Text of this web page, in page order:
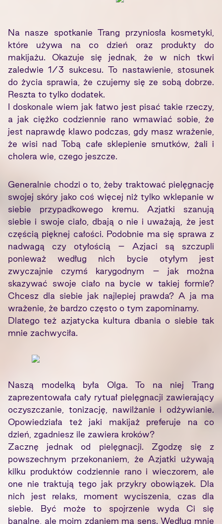
Na nasze spotkanie Trang przyniosła kosmetyki,
które używa na co dzień oraz produkty do
makijażu. Okazuje się jednak, że w nich tkwi
zaledwie 1/3 sukcesu. To nastawienie, stosunek
do życia sprawia, że czujemy się ze sobą dobrze.
Reszta to tylko dodatek.
I doskonale wiem jak łatwo jest pisać takie rzeczy,
a jak ciężko codziennie rano wmawiać sobie, że
jest naprawdę klawo podczas, gdy masz wrażenie,
że wisi nad Tobą całe sklepienie smutków, żali i
cholera wie, czego jeszcze.
Generalnie chodzi o to, żeby traktować pielęgnację
swojej skóry jako coś więcej niż tylko wklepanie w
siebie przypadkowego kremu. Azjatki szanują
siebie i swoje ciało, dbają o nie i uważają, że jest
częścią pięknej całości. Podobnie ma się sprawa z
nadwagą czy otyłością – Azjaci są szczupli
ponieważ według nich bycie otyłym jest
zwyczajnie czymś karygodnym – jak można
skazywać swoje ciało na bycie w takiej formie?
Chcesz dla siebie jak najlepiej prawda? A ja ma
wrażenie, że bardzo często o tym zapominamy.
Dlatego też azjatycka kultura dbania o siebie tak
mnie zachwyciła.
Naszą modelką była Olga. To na niej Trang
zaprezentowała cały rytuał pielęgnacji zawierający
oczyszczanie, tonizację, nawilżanie i odżywianie.
Opowiedziała też jaki makijaż preferuje na co
dzień, zgadniesz ile zawiera kroków?
Zacznę jednak od pielęgnacji. Zgodzę się z
powszechnym przekonaniem, że Azjatki używają
kilku produktów codziennie rano i wieczorem, ale
one nie traktują tego jak przykry obowiązek. Dla
nich jest relaks, moment wyciszenia, czas dla
siebie. Być może to spojrzenie wyda Ci się
banalne, ale moim zdaniem ma sens. Według mnie